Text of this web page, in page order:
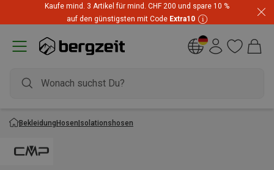
Kaufe mind. 3 Artikel für mind. CHF 200 und spare 10 %
auf den günstigsten mit Code Extra10
BekleidungHosenIsolationshosen